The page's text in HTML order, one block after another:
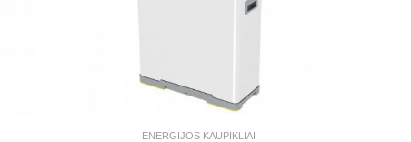
ENERGIJOS KAUPIKLIAI